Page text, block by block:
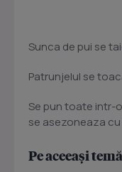
Sunca de pui se
Patrunjelul se
Se pun toate intr-
se asezoneaza
Pe aceeași